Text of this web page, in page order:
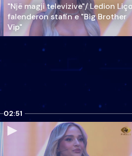
"Një magji televizive"/ Ledion Liço
falenderon stafin e "Big Brother
Vip"
02:51